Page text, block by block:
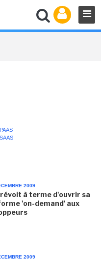
2009
à terme d'ouvrir sa
'on-demand' aux
2009